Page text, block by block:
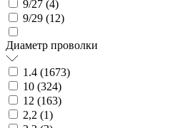
9/27 (4)
9/29 (12)
Диаметр проволки
1.4 (1673)
10 (324)
12 (163)
2,2 (1)